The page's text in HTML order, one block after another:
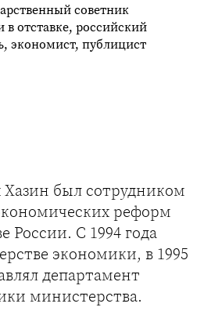
советник
отставке, российский
экономист, публицист
Хазин был сотрудником
реформ
России. С 1994 года
экономики, в 1995
департамент
министерства.